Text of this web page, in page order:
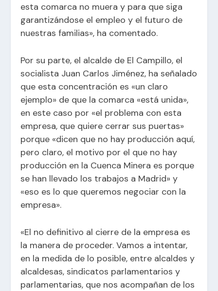
esta comarca no muera y para que siga
garantizándose el empleo y el futuro de
nuestras familias», ha comentado.
Por su parte, el alcalde de El Campillo, el
socialista Juan Carlos Jiménez, ha señalado
que esta concentración es «un claro
ejemplo» de que la comarca «está unida»,
en este caso por «el problema con esta
empresa, que quiere cerrar sus puertas»
porque «dicen que no hay producción aquí,
pero claro, el motivo por el que no hay
producción en la Cuenca Minera es porque
se han llevado los trabajos a Madrid» y
«eso es lo que queremos negociar con la
empresa».
«El no definitivo al cierre de la empresa es
la manera de proceder. Vamos a intentar,
en la medida de lo posible, entre alcaldes y
alcaldesas, sindicatos parlamentarios y
parlamentarias, que nos acompañan de los